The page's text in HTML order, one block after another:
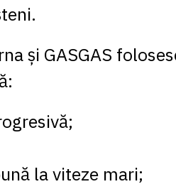
și GASGAS
la viteze mari;